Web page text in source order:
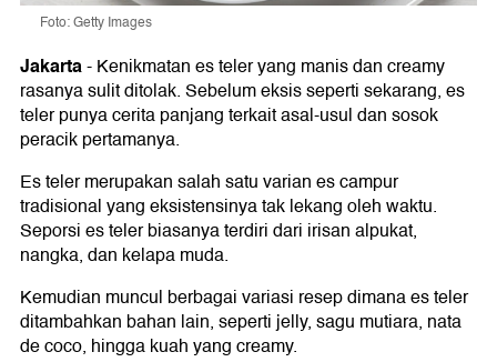
Foto: Getty Images
Jakarta-Kenikmatan es teler yang manis dan creamy
rasanya sulit ditolak. Sebelum eksis seperti sekarang, es
teler punya cerita panjang terkait asal-usul dan sosok
peracik pertamanya.
Es teler merupakan salah satu varian es campur
tradisional yang eksistensinya tak lekang oleh waktu.
Seporsi es teler biasanya terdiri dari irisan alpukat,
nangka, dan kelapa muda.
Kemudian muncul berbagai variasi resep dimana es teler
ditambahkan bahan lain, seperti jelly, sagu mutiara, nata
de coco, hingga kuah yang creamy.